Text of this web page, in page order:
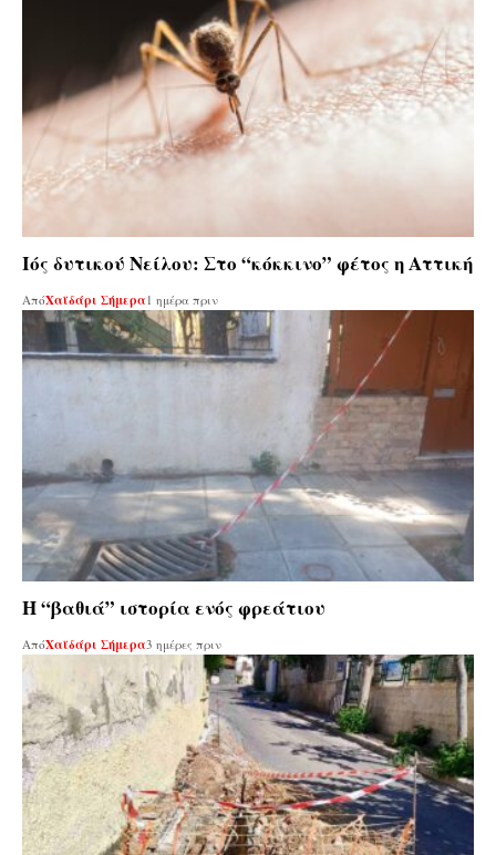
Ιός δυτικού Νείλου: Στο “κόκκινο” φέτος η Αττική
ΑπόΧαϊδάρι Σήμερα1 ημέρα πριν
Η “βαθιά” ιστορία ενός φρεάτιου
ΑπόΧαϊδάρι Σήμερα3 ημέρες πριν